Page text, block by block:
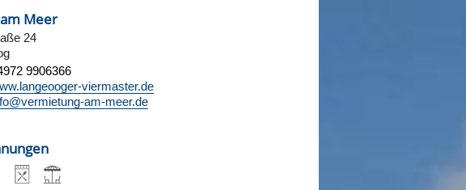
Meer
24
9906366
viermaster.de
am-meer.de